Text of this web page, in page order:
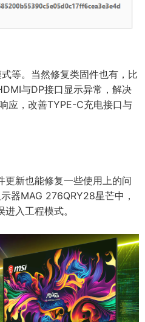
等。当然修复类固件也有，比
与DP接口显示异常，解决
应，改善TYPE-C充电接口与
更新也能修复一些使用上的问
器MAG 276QRY28星芒中，
入工程模式。